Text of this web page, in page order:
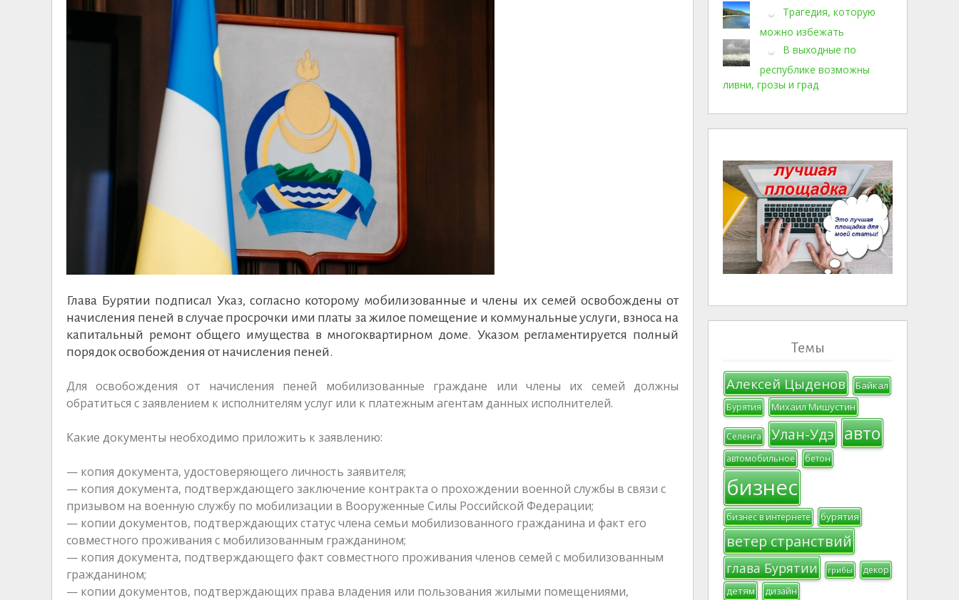
Глава Бурятии подписал Указ, согласно которому мобилизованные и члены их семей освобождены от
начисления пеней в случае просрочки ими платы за жилое помещение и коммунальные услуги, взноса на
капитальный ремонт общего имущества в многоквартирном доме. Указом регламентируется полный
порядок освобождения от начисления пеней.
Для освобождения от начисления пеней мобилизованные граждане или члены их семей должны
обратиться с заявлением к исполнителям услуг или к платежным агентам данных исполнителей.
Какие документы необходимо приложить к заявлению:
— копия документа, удостоверяющего личность заявителя;
— копия документа, подтверждающего заключение контракта о прохождении военной службы в связи с
призывом на военную службу по мобилизации в Вооруженные Силы Российской Федерации;
— копии документов, подтверждающих статус члена семьи мобилизованного гражданина и факт его
совместного проживания с мобилизованным гражданином;
— копия документа, подтверждающего факт совместного проживания членов семей с мобилизованным
гражданином;
— копии документов, подтверждающих права владения или пользования жилыми помещениями,
Трагедия, которую
можно избежать
В выходные по
республике возможны
ливни, грозы и град
Темы
Алексей Цыденов Байкал
Бурятия Михаил Мишустин
Селенга Улан-Удэ авто
автомобильное бетон
бизнес
бизнес в интернете бурятия
ветер странствий
глава Бурятии грибы декор
детям дизайн